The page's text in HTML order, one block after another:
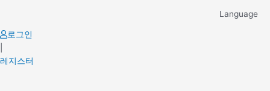
content
Language
로그인
레지스터